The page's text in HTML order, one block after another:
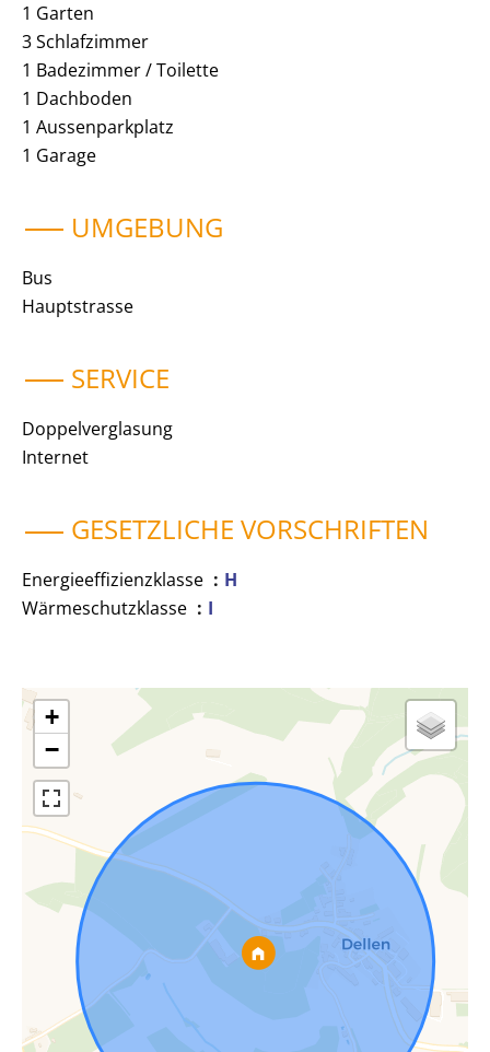
1 Garten
3 Schlafzimmer
1 Badezimmer / Toilette
1 Dachboden
1 Aussenparkplatz
1 Garage
UMGEBUNG
Bus
Hauptstrasse
SERVICE
Doppelverglasung
Internet
GESETZLICHE VORSCHRIFTEN
Energieeffizienzklasse
H
Wärmeschutzklasse
I
+
−